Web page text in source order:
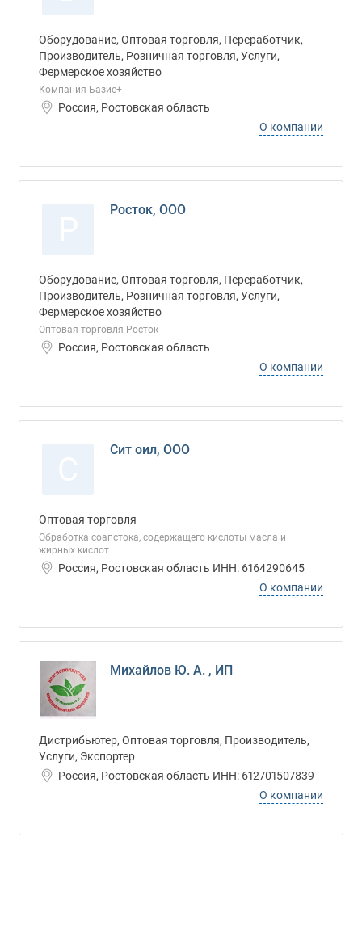
Оборудование, Оптовая торговля, Переработчик,
Производитель, Розничная торговля, Услуги,
Фермерское хозяйство
Компания Базис+
Россия, Ростовская область
О компании
Росток, ООО
Оборудование, Оптовая торговля, Переработчик,
Производитель, Розничная торговля, Услуги,
Фермерское хозяйство
Оптовая торговля Росток
Россия, Ростовская область
О компании
Сит оил, ООО
Оптовая торговля
Обработка соапстока, содержащего кислоты масла и
жирных кислот
Россия, Ростовская область ИНН: 6164290645
О компании
Михайлов Ю. А. , ИП
Дистрибьютер, Оптовая торговля, Производитель,
Услуги, Экспортер
Россия, Ростовская область ИНН: 612701507839
О компании